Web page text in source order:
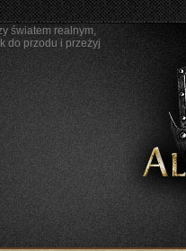
światem realnym,
do przodu i przeżyj